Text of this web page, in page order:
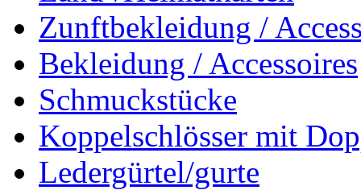
Zunftbekleidung /
Bekleidung / Accessoires
Schmuckstücke
Koppelschlösser mit
Ledergürtel/gurte